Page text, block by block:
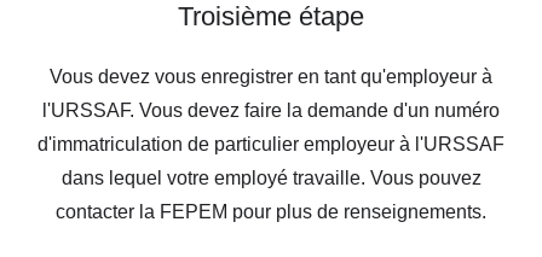
Troisième étape
Vous devez vous enregistrer en tant qu'employeur à
l'URSSAF. Vous devez faire la demande d'un numéro
d'immatriculation de particulier employeur à l'URSSAF
dans lequel votre employé travaille. Vous pouvez
contacter la FEPEM pour plus de renseignements.